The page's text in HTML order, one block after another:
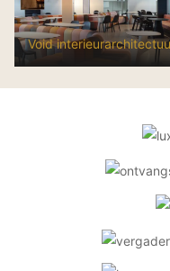
Void